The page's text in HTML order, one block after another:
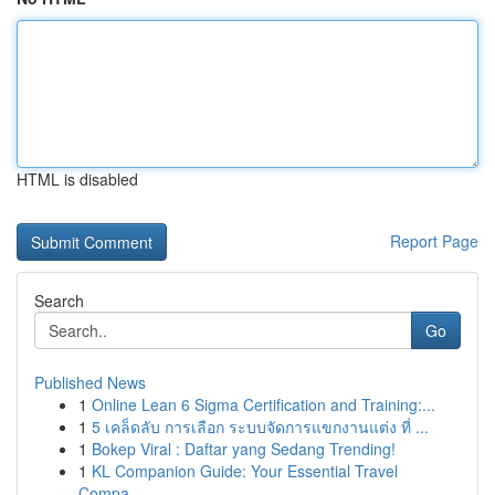
HTML is disabled
Report Page
Search
Go
Published News
1 Online Lean 6 Sigma Certification and Training:...
1 5 เคล็ดลับ การเลือก ระบบจัดการแขกงานแต่ง ที่ ...
1 Bokep Viral : Daftar yang Sedang Trending!
1 KL Companion Guide: Your Essential Travel